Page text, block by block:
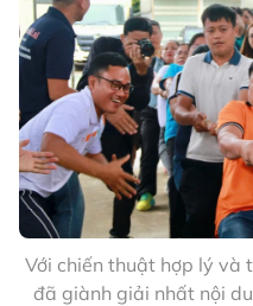
Với chiến thuật hợp lý và
đã giành giải nhất nội